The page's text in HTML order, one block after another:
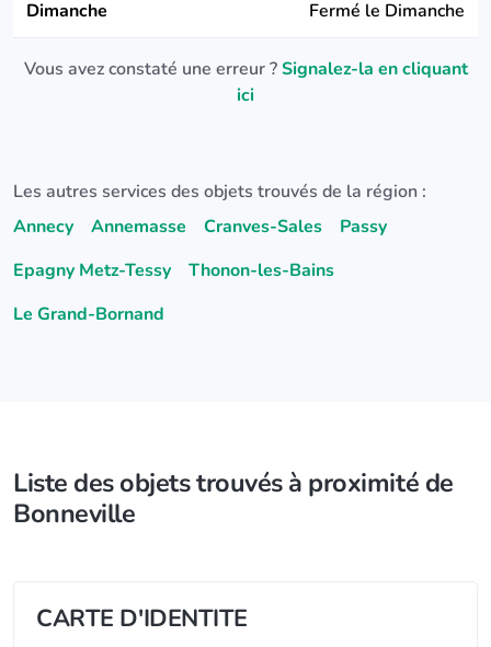
Dimanche Fermé le Dimanche
Vous avez constaté une erreur ?Signalez-la en cliquant
ici
Les autres services des objets trouvés de la région :
Annecy
Annemasse Cranves-Sales
Passy
Epagny Metz-Tessy
Thonon-les-Bains
Le Grand-Bornand
Liste des objets trouvés à proximité de
Bonneville
CARTE D'IDENTITE